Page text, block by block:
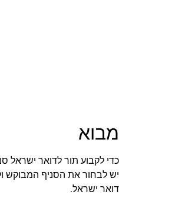
מבוא
כדי לקבוע תור לדואר ישראל
יש לבחור את הסניף המבוקש
דואר ישראל.